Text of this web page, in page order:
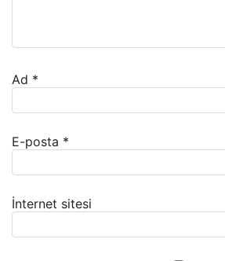
Ad *
E-posta *
İnternet sitesi